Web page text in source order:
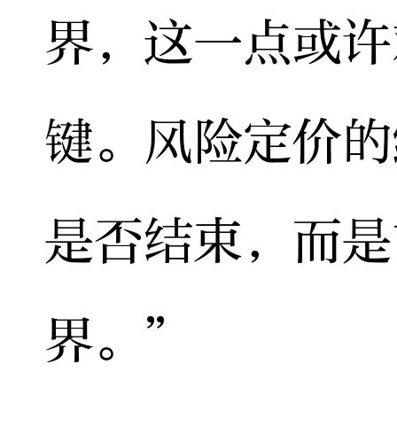
界，这一点或
键。风险定价
是否结束，而
界。”